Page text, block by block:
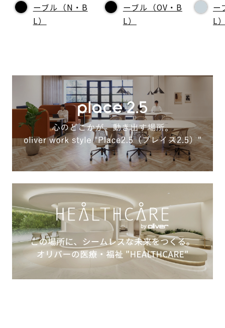
ーブル（N・B
L）
ーブル（OV・B
L）
ー
L